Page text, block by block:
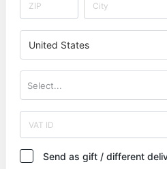
United States
Select...
Send as gift / different